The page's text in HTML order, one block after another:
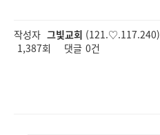
작성자 그빛교회 (121.♡.117.240)
1,387회
댓글 0건